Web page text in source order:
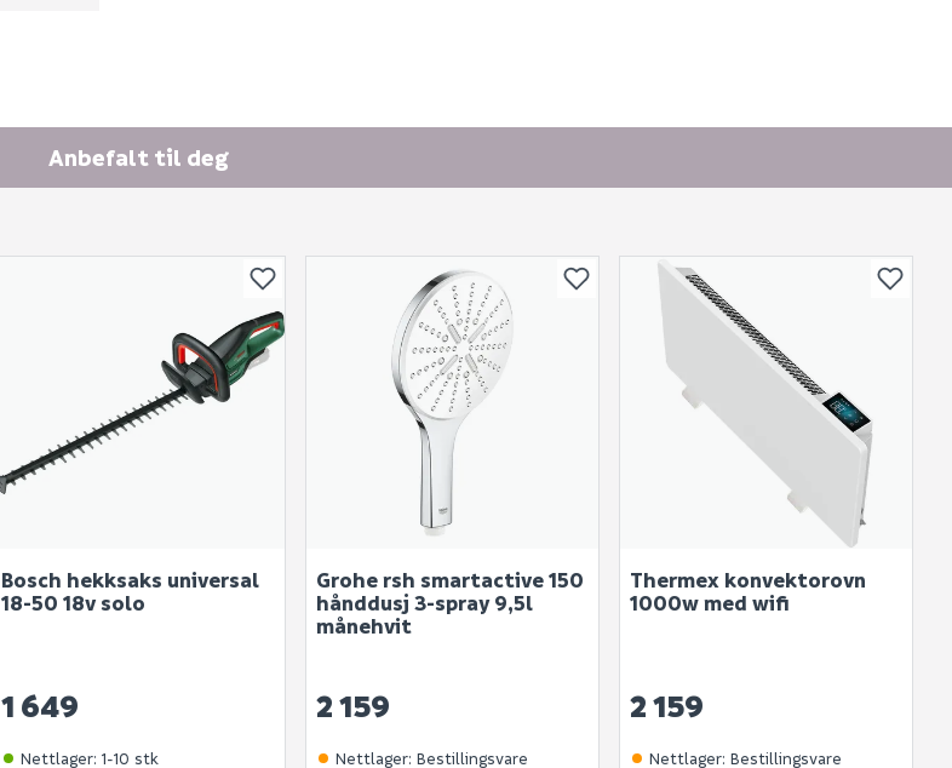
Ingen spørsmål enda. Bli den første til å stille et spørsmål til dette
Anbefalt til deg
Bosch hekksaks universal
18-50 18v solo
1 649
Nettlager:1-10 stk
Grohe rsh smartactive 150
hånddusj 3-spray 9,5l
månehvit
2 159
Nettlager: Bestillingsvare
Thermex konvektorovn
1000w med wifi
2 159
Nettlager: Bestillingsvare